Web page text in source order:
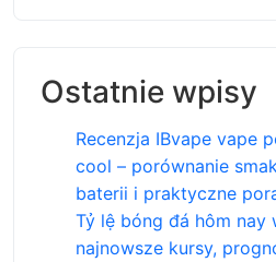
Ostatnie wpisy
Recenzja IBvape vape
cool – porównanie
baterii i praktyczne
Tỷ lệ bóng đá hôm nay
najnowsze kursy,